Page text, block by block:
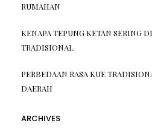
RUMAHAN
KENAPA TEPUNG KETAN SERING
TRADISIONAL
PERBEDAAN RASA KUE
DAERAH
ARCHIVES